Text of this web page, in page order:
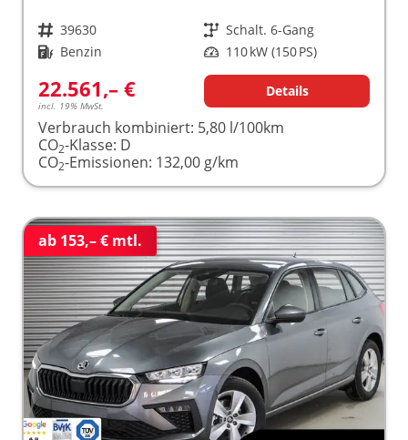
Fahrzeugnr. 39630 Getriebe Schalt. 6-Gang
Kraftstoff Benzin Leistung 110 kW (150 PS)
22.561,– €
incl. 19% MwSt.
Details
Verbrauch kombiniert: 5,80 l/100km
CO2-Klasse: D
CO2-Emissionen: 132,00 g/km
ab 153,– € mtl.